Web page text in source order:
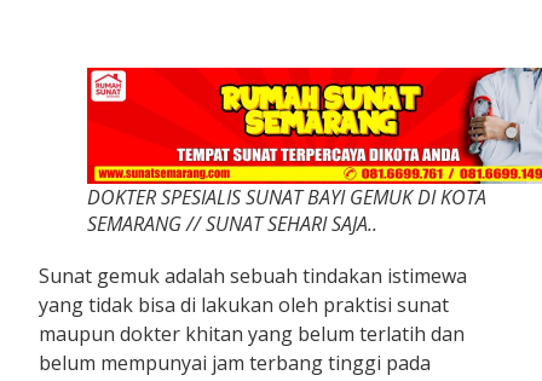
DOKTER SPESIALIS SUNAT BAYI GEMUK DI KOTA
SEMARANG // SUNAT SEHARI SAJA..
Sunat gemuk adalah sebuah tindakan istimewa
yang tidak bisa di lakukan oleh praktisi sunat
maupun dokter khitan yang belum terlatih dan
belum mempunyai jam terbang tinggi pada